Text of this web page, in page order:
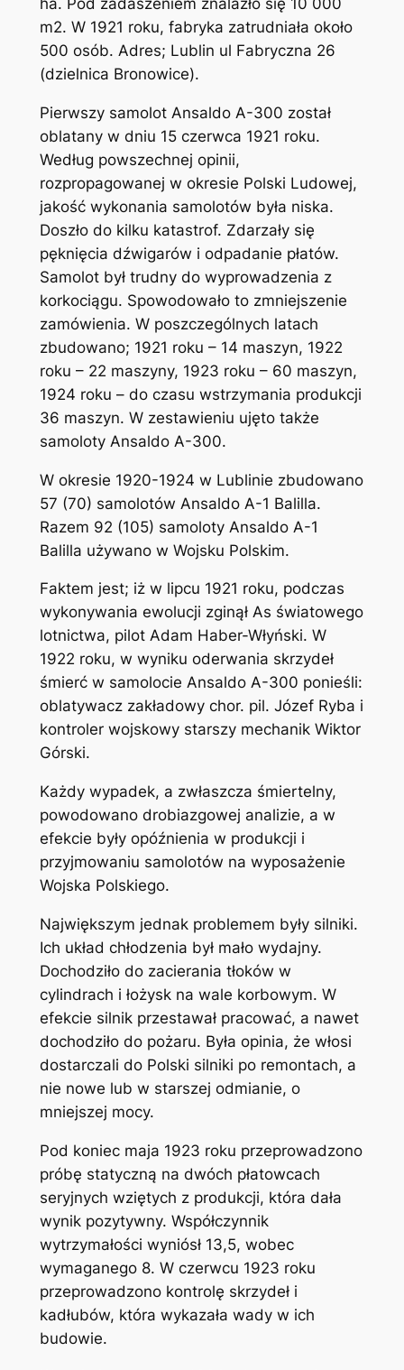
ha. Pod zadaszeniem znalazło się 10 000
m2. W 1921 roku, fabryka zatrudniała około
500 osób. Adres; Lublin ul Fabryczna 26
(dzielnica Bronowice).
Pierwszy samolot Ansaldo A-300 został
oblatany w dniu 15 czerwca 1921 roku.
Według powszechnej opinii,
rozpropagowanej w okresie Polski Ludowej,
jakość wykonania samolotów była niska.
Doszło do kilku katastrof. Zdarzały się
pęknięcia dźwigarów i odpadanie płatów.
Samolot był trudny do wyprowadzenia z
korkociągu. Spowodowało to zmniejszenie
zamówienia. W poszczególnych latach
zbudowano; 1921 roku – 14 maszyn, 1922
roku – 22 maszyny, 1923 roku – 60 maszyn,
1924 roku – do czasu wstrzymania produkcji
36 maszyn. W zestawieniu ujęto także
samoloty Ansaldo A-300.
W okresie 1920-1924 w Lublinie zbudowano
57 (70) samolotów Ansaldo A-1 Balilla.
Razem 92 (105) samoloty Ansaldo A-1
Balilla używano w Wojsku Polskim.
Faktem jest; iż w lipcu 1921 roku, podczas
wykonywania ewolucji zginął As światowego
lotnictwa, pilot Adam Haber-Włyński. W
1922 roku, w wyniku oderwania skrzydeł
śmierć w samolocie Ansaldo A-300 ponieśli:
oblatywacz zakładowy chor. pil. Józef Ryba i
kontroler wojskowy starszy mechanik Wiktor
Górski.
Każdy wypadek, a zwłaszcza śmiertelny,
powodowano drobiazgowej analizie, a w
efekcie były opóźnienia w produkcji i
przyjmowaniu samolotów na wyposażenie
Wojska Polskiego.
Największym jednak problemem były silniki.
Ich układ chłodzenia był mało wydajny.
Dochodziło do zacierania tłoków w
cylindrach i łożysk na wale korbowym. W
efekcie silnik przestawał pracować, a nawet
dochodziło do pożaru. Była opinia, że włosi
dostarczali do Polski silniki po remontach, a
nie nowe lub w starszej odmianie, o
mniejszej mocy.
Pod koniec maja 1923 roku przeprowadzono
próbę statyczną na dwóch płatowcach
seryjnych wziętych z produkcji, która dała
wynik pozytywny. Współczynnik
wytrzymałości wyniósł 13,5, wobec
wymaganego 8. W czerwcu 1923 roku
przeprowadzono kontrolę skrzydeł i
kadłubów, która wykazała wady w ich
budowie.